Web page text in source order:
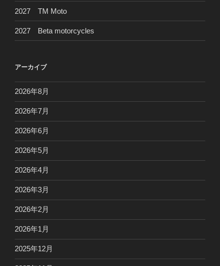
2027 TM Moto
2027 Beta motorcycles
アーカイブ
2026年8月
2026年7月
2026年6月
2026年5月
2026年4月
2026年3月
2026年2月
2026年1月
2025年12月